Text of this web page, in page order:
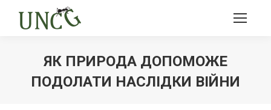
ЯК ПРИРОДА ДОПОМОЖЕ
ПОДОЛАТИ НАСЛІДКИ ВІЙНИ